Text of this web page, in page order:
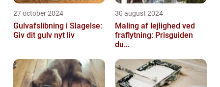
27 october 2024
Gulvafslibning i Slagelse:
Giv dit gulv nyt liv
30 august 2024
Maling af lejlighed ved
fraflytning: Prisguiden
du...